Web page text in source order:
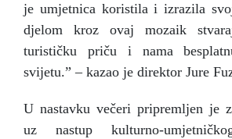
je umjetnica koristila i izrazila
djelom kroz ovaj mozaik
turističku priču i nama
svijetu.” – kazao je direktor Jure
U nastavku večeri pripremljen je
uz nastup kulturno-